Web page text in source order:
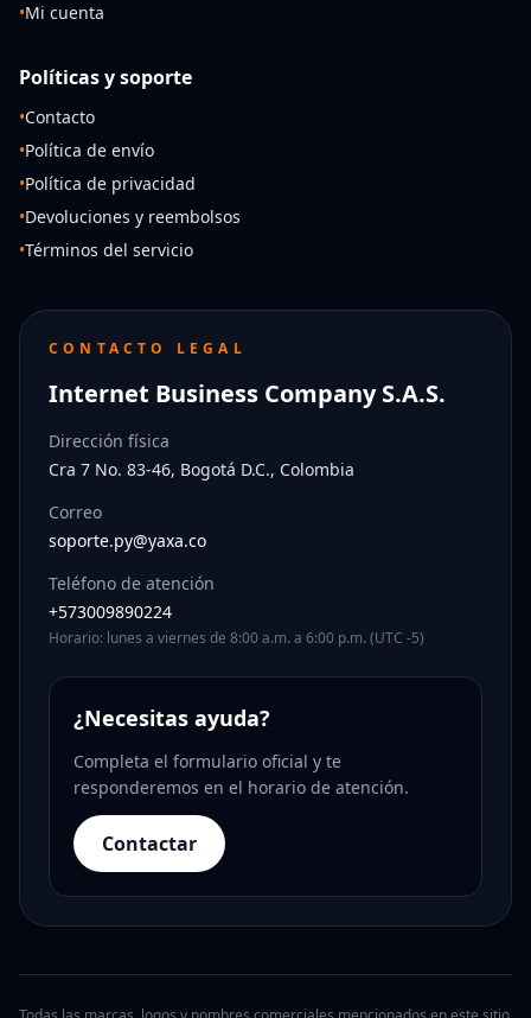
•Mi cuenta
Políticas y soporte
•Contacto
•Política de envío
•Política de privacidad
•Devoluciones y reembolsos
•Términos del servicio
CONTACTO LEGAL
Internet Business Company S.A.S.
Dirección física
Cra 7 No. 83-46, Bogotá D.C., Colombia
Correo
soporte.py@yaxa.co
Teléfono de atención
+573009890224
Horario: lunes a viernes de 8:00 a.m. a 6:00 p.m. (UTC -5)
¿Necesitas ayuda?
Completa el formulario oficial y te
responderemos en el horario de atención.
Contactar